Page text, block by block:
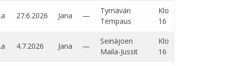
27.6.2026 Jana —
Tyrnävän
Tempaus
Klo
16
4.7.2026 Jana —
Seinäjoen
Maila-Jussit
Klo
16